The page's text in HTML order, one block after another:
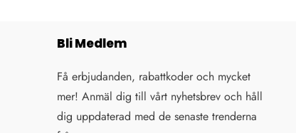
Bli Medlem
Få erbjudanden, rabattkoder och mycket
mer! Anmäl dig till vårt nyhetsbrev och håll
dig uppdaterad med de senaste trenderna